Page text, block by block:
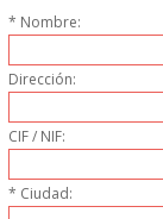
CUCHILLOS
* Nombre:
Dirección:
CIF / NIF:
* Ciudad: